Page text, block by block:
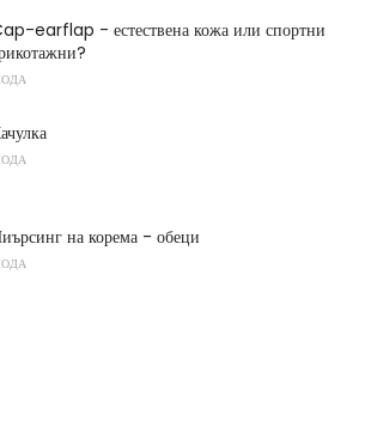
earflap - естествена кожа или спортни
на корема - обеци